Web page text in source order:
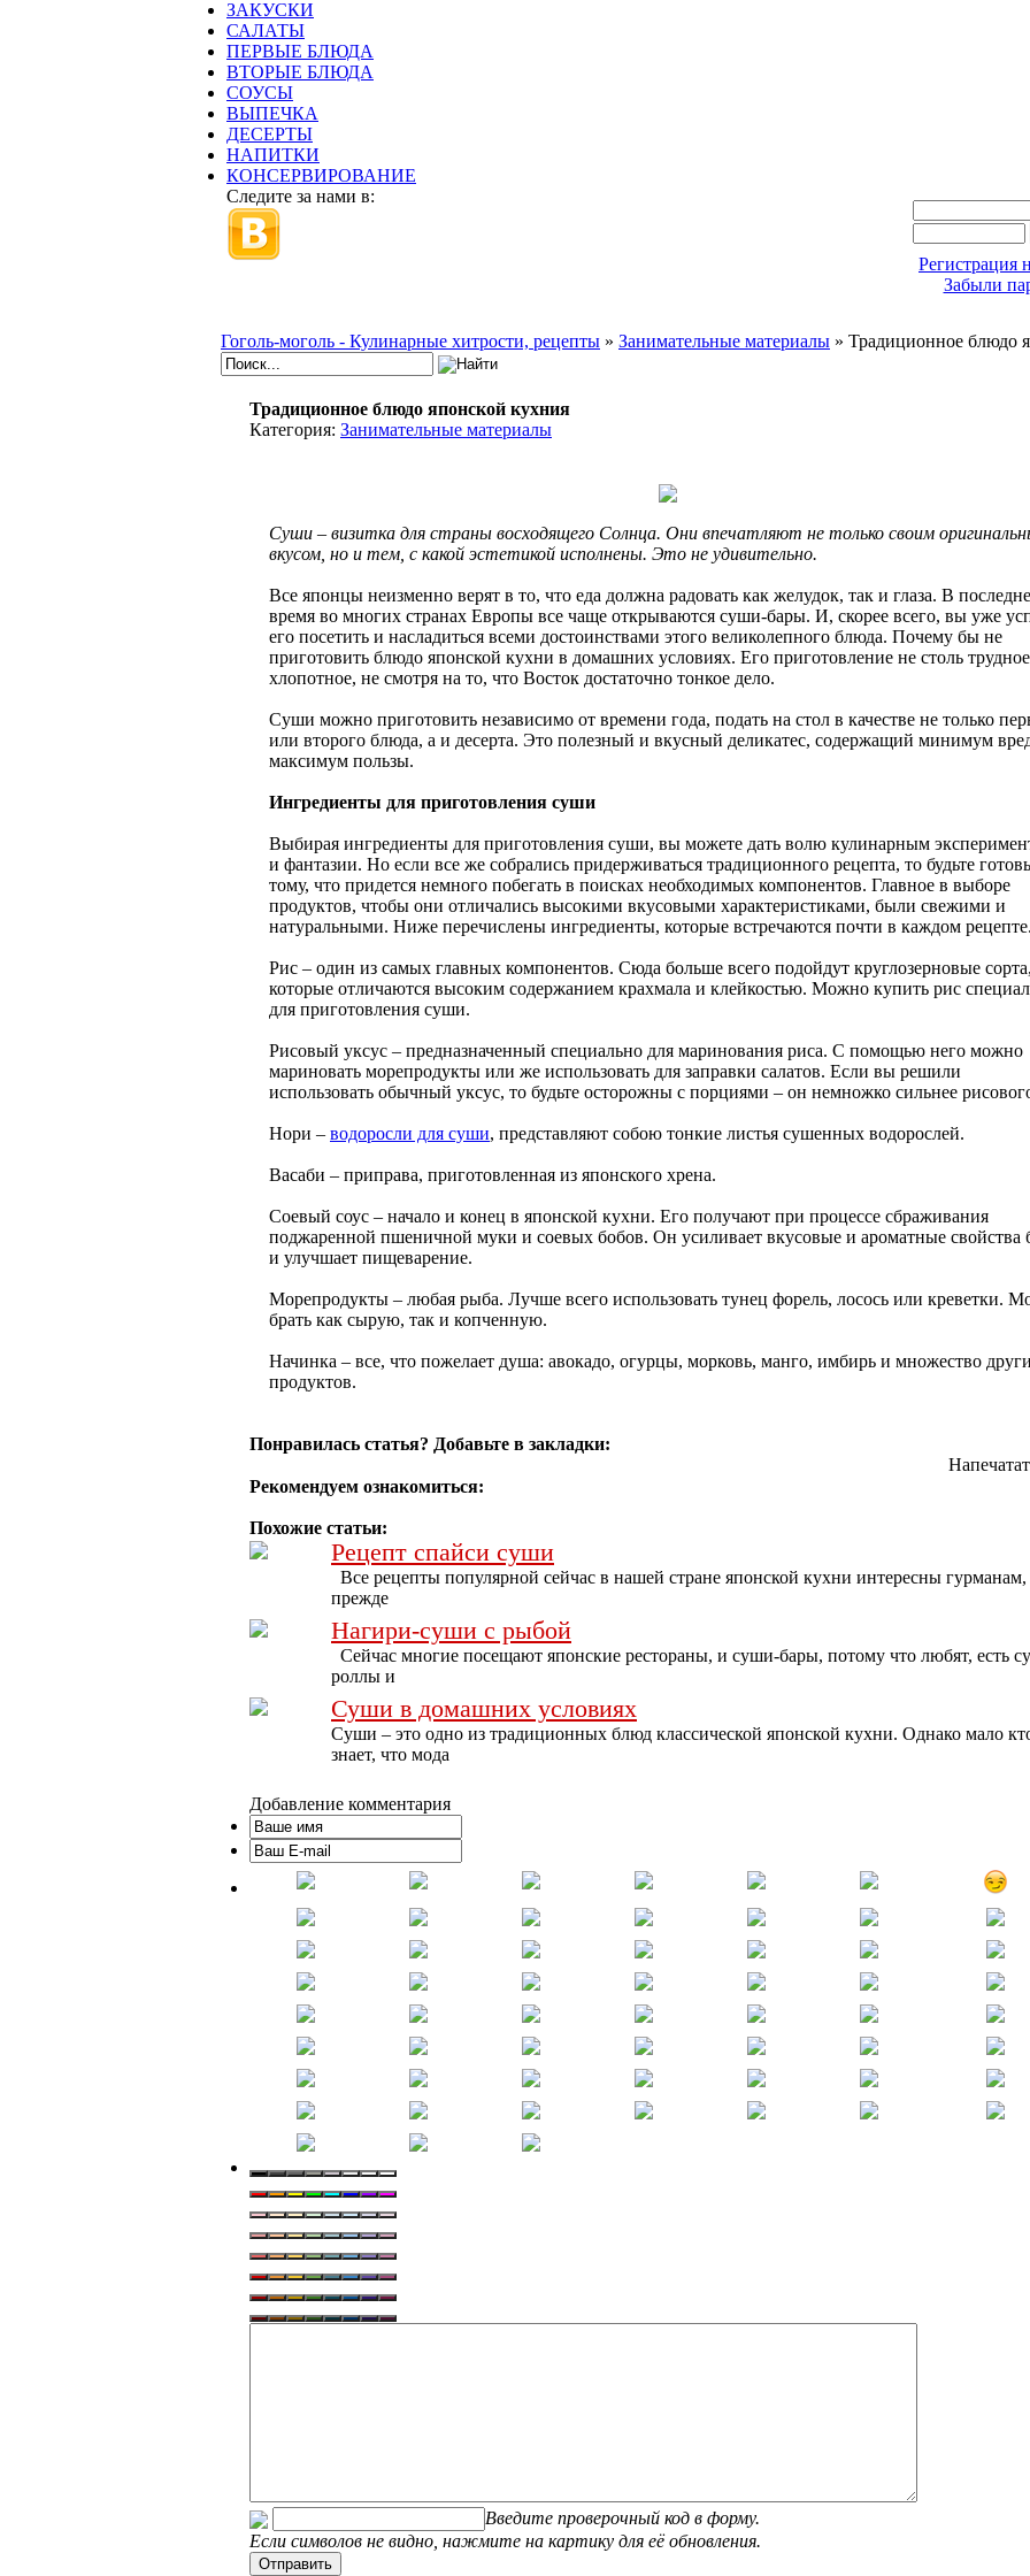
ЗАКУСКИ
САЛАТЫ
ПЕРВЫЕ БЛЮДА
ВТОРЫЕ БЛЮДА
СОУСЫ
ВЫПЕЧКА
ДЕСЕРТЫ
НАПИТКИ
КОНСЕРВИРОВАНИЕ
Следите за нами в:
Регистрация
Забыли
Гоголь-моголь - Кулинарные хитрости, рецепты » Занимательные материалы » Традиционное блюдо
Традиционное блюдо японской кухния
Категория: Занимательные материалы
Суши – визитка для страны восходящего Солнца. Они впечатляют не только своим
вкусом, но и тем, с какой эстетикой исполнены. Это не удивительно.
Все японцы неизменно верят в то, что еда должна радовать как желудок, так и глаза. В
время во многих странах Европы все чаще открываются суши-бары. И, скорее всего, вы уже
его посетить и насладиться всеми достоинствами этого великолепного блюда. Почему бы не
приготовить блюдо японской кухни в домашних условиях. Его приготовление не столь
хлопотное, не смотря на то, что Восток достаточно тонкое дело.
Суши можно приготовить независимо от времени года, подать на стол в качестве не только
или второго блюда, а и десерта. Это полезный и вкусный деликатес, содержащий минимум
максимум пользы.
Ингредиенты для приготовления суши
Выбирая ингредиенты для приготовления суши, вы можете дать волю кулинарным
и фантазии. Но если все же собрались придерживаться традиционного рецепта, то будьте
тому, что придется немного побегать в поисках необходимых компонентов. Главное в выборе
продуктов, чтобы они отличались высокими вкусовыми характеристиками, были свежими и
натуральными. Ниже перечислены ингредиенты, которые встречаются почти в каждом рецепте.
Рис – один из самых главных компонентов. Сюда больше всего подойдут круглозерновые сорта,
которые отличаются высоким содержанием крахмала и клейкостью. Можно купить рис
для приготовления суши.
Рисовый уксус – предназначенный специально для маринования риса. С помощью него можно
мариновать морепродукты или же использовать для заправки салатов. Если вы решили
использовать обычный уксус, то будьте осторожны с порциями – он немножко сильнее
Нори – водоросли для суши, представляют собою тонкие листья сушенных водорослей.
Васаби – приправа, приготовленная из японского хрена.
Соевый соус – начало и конец в японской кухни. Его получают при процессе сбраживания
поджаренной пшеничной муки и соевых бобов. Он усиливает вкусовые и ароматные свойства
и улучшает пищеварение.
Морепродукты – любая рыба. Лучше всего использовать тунец форель, лосось или креветки.
брать как сырую, так и копченную.
Начинка – все, что пожелает душа: авокадо, огурцы, морковь, манго, имбирь и множество
продуктов.
Понравилась статья? Добавьте в закладки:
Рекомендуем ознакомиться:
Похожие статьи:
Рецепт спайси суши
Все рецепты популярной сейчас в нашей стране японской кухни интересны гурманам,
прежде
Нагири-суши с рыбой
Сейчас многие посещают японские рестораны, и суши-бары, потому что любят, есть
роллы и
Суши в домашних условиях
Суши – это одно из традиционных блюд классической японской кухни. Однако мало
знает, что мода
Добавление комментария
Введите проверочный код в форму.
Если символов не видно, нажмите на картику для её обновления.